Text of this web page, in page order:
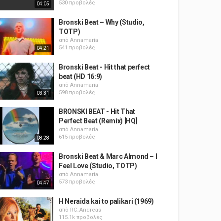
04:05 530 προβολές
04:21
Bronski Beat – Why (Studio,
TOTP)
από Annamaria
541 προβολές
03:31
Bronski Beat - Hit that perfect
beat (HD 16:9)
από Annamaria
598 προβολές
08:28
BRONSKI BEAT - Hit That
Perfect Beat (Remix) [HQ]
από Annamaria
615 προβολές
04:47
Bronski Beat & Marc Almond – I
Feel Love (Studio, TOTP)
από Annamaria
573 προβολές
H Neraida kai to palikari (1969)
από RC_Andreas
115.1k προβολές